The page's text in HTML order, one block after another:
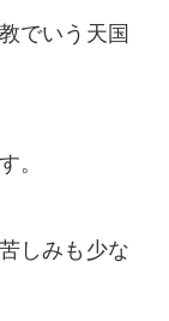
でいう天国
。
しみも少な